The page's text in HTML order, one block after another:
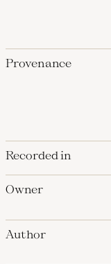
Provenance
Recorded in
Owner
Author